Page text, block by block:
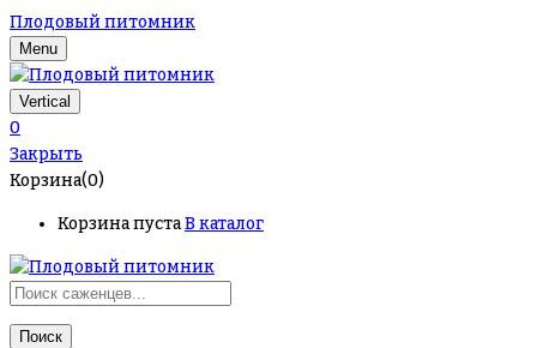
Плодовый питомник
Menu
Vertical
0
Закрыть
Корзина(0)
Корзина пустаВ каталог
Поиск